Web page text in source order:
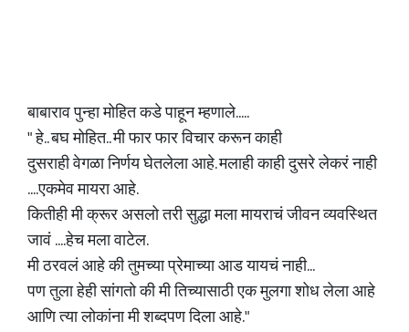
बाबाराव पुन्हा मोहित कडे पाहून म्हणाले.....
" हे.. बघ मोहित.. मी फार फार विचार करून काही
दुसराही वेगळा निर्णय घेतलेला आहे. मलाही काही दुसरे लेकरं नाही
....एकमेव मायरा आहे.
कितीही मी क्रूर असलो तरी सुद्धा मला मायराचं जीवन व्यवस्थित
जावं ....हेच मला वाटेल.
मी ठरवलं आहे की तुमच्या प्रेमाच्या आड यायचं नाही...
पण तुला हेही सांगतो की मी तिच्यासाठी एक मुलगा शोध लेला आहे
आणि त्या लोकांना मी शब्दपण दिला आहे."